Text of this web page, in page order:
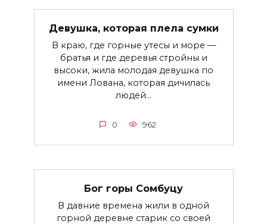
Девушка, которая плела сумки
B краю, где горные утесы и море —
братья и где деревья стройны и
высоки, жила молодая девушка по
имени Лована, которая дичилась
людей...
0 962
Бог горы Сомбуцу
В давние времена жили в одной
горной деревне старик со своей